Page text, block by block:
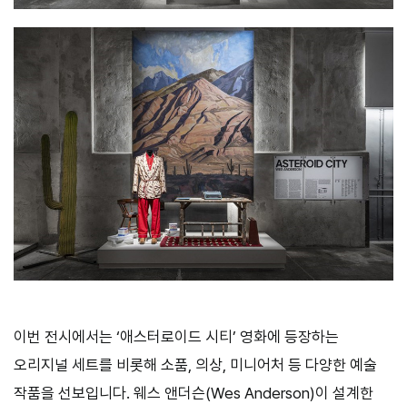
이번 전시에서는 ‘애스터로이드 시티’ 영화에 등장하는
오리지널 세트를 비롯해 소품, 의상, 미니어처 등 다양한 예술
작품을 선보입니다. 웨스 앤더슨(Wes Anderson)이 설계한